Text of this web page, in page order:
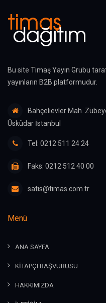
Bu site Timaş Yayın Grubu
yayınların B2B platformudur.
Bahçelievler Mah.
Üsküdar İstanbul
Tel: 0212 511 24 24
Faks: 0212 512 40 00
satis@timas.com.tr
Menü
ANA SAYFA
KİTAPÇI BAŞVURUSU
HAKKIMIZDA